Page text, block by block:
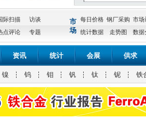
际扫描
访谈
点评论 专题
市
场
每日价格 钢厂采购 市场
统计数据
走势图 数据
资讯 统计 会展 供求
镍 钨 钼 钒 钛 铌 铁